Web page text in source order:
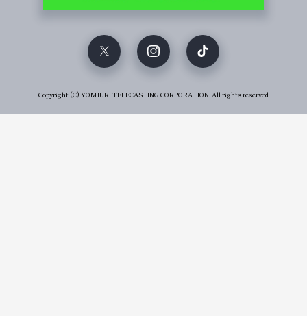
Copyright (C) YOMIURI TELECASTING CORPORATION. All rights reserved